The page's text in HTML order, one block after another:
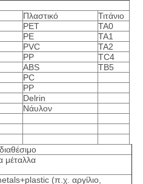
Πλαστικό
Τιτάνιο
PET
TA0
PE
TA1
PVC
TA2
PP
TC4
ABS
TB5
PC
PP
Delrin
Νάυλον
μέταλλα
(π.χ. αργίλιο,